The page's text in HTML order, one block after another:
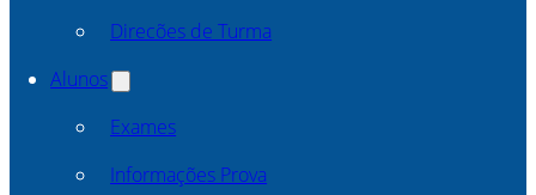
Direcões de Turma
Alunos
Exames
Informações Prova